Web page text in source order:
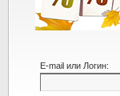
E-mail или Логин: